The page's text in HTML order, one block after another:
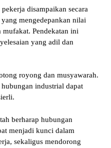
disampaikan secara
mengedepankan nilai
Pendekatan ini
yang adil dan
royong dan musyawarah.
industrial dapat
berharap hubungan
menjadi kunci dalam
sekaligus mendorong